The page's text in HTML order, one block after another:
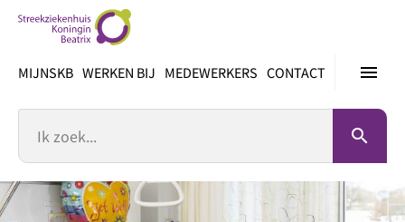
inhoud
menu
MIJNSKB WERKEN BIJ MEDEWERKERS CONTACT
search